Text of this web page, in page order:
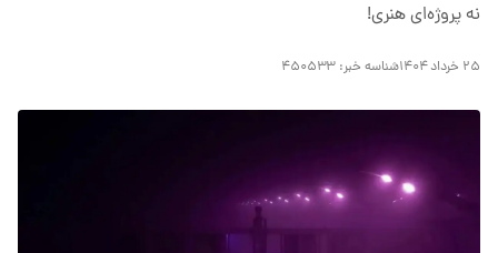
نه پروژه‌ای هنری!
۲۵ خرداد ۱۴۰۴ شناسه خبر: ۴۵۰۵۳۳